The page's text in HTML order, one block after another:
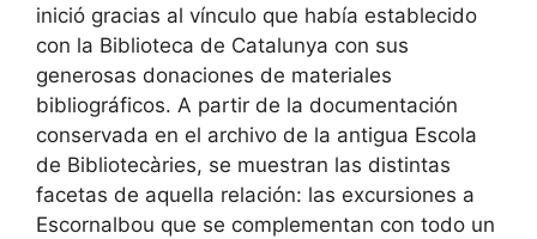
inició gracias al vínculo que había establecido
con la Biblioteca de Catalunya con sus
generosas donaciones de materiales
bibliográficos. A partir de la documentación
conservada en el archivo de la antigua Escola
de Bibliotecàries, se muestran las distintas
facetas de aquella relación: las excursiones a
Escornalbou que se complementan con todo un